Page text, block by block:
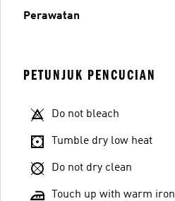
Perawatan
PETUNJUK PENCUCIAN
Do not bleach
Tumble dry low heat
Do not dry clean
Touch up with warm iron